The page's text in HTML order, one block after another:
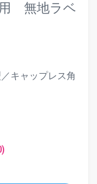
無地ラベ
キャップレス角